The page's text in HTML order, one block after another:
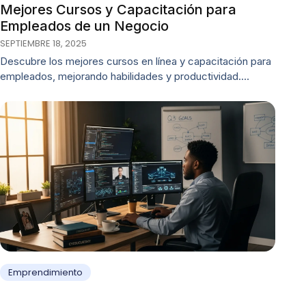
Mejores Cursos y Capacitación para
Empleados de un Negocio
SEPTIEMBRE 18, 2025
Descubre los mejores cursos en línea y capacitación para
empleados, mejorando habilidades y productividad.…
Emprendimiento